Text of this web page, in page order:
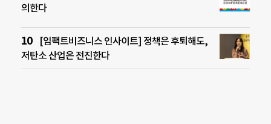
의한다
[임팩트비즈니스 인사이트] 정책은 후퇴해도,
저탄소 산업은 전진한다